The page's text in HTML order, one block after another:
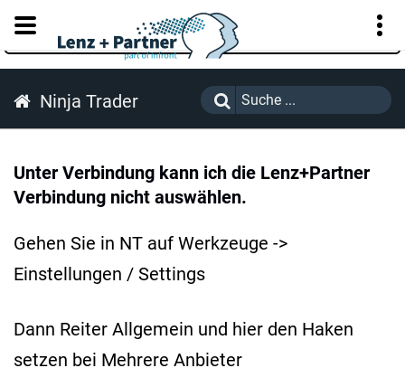
KUNDENPORTAL
Ninja Trader
Unter Verbindung kann ich die Lenz+Partner
Verbindung nicht auswählen.
Gehen Sie in NT auf Werkzeuge ->
Einstellungen / Settings
Dann Reiter Allgemein und hier den Haken
setzen bei Mehrere Anbieter